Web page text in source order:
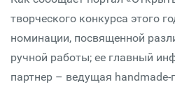
творческого конкурса этого
номинации, посвященной
ручной работы; ее главный
партнер – ведущая